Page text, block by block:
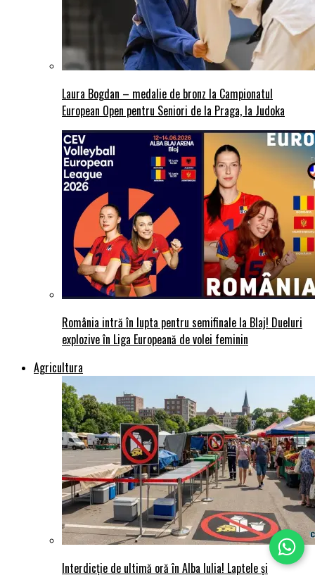
Laura Bogdan – medalie de bronz la Campionatul
European Open pentru Seniori de la Praga, la Judoka
România intră în lupta pentru semifinale la Blaj! Dueluri
explozive în Liga Europeană de volei feminin
Agricultura
Interdicție de ultimă oră în Alba Iulia! Laptele și